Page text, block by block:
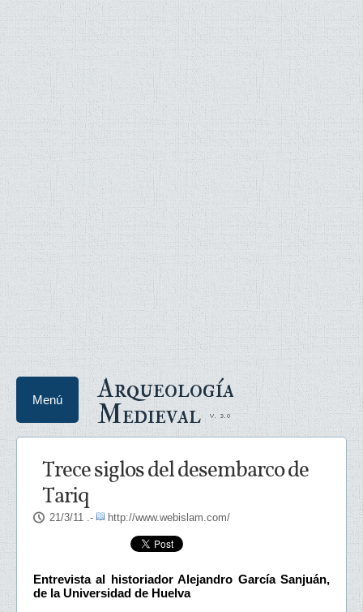
Arqueología
Medieval
Menú
Trece siglos del desembarco de
Tariq
21/3/11 .- http://www.webislam.com/
Entrevista al historiador Alejandro García Sanjuán,
de la Universidad de Huelva